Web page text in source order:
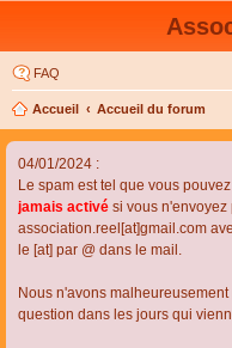
FAQ
Accueil Accueil du forum
04/01/2024 :
Le spam est tel que vous
jamais activé si vous n'envoyez
association.reel[at]gmail.com
le [at] par @ dans le mail.
Nous n'avons
question dans les jours qui